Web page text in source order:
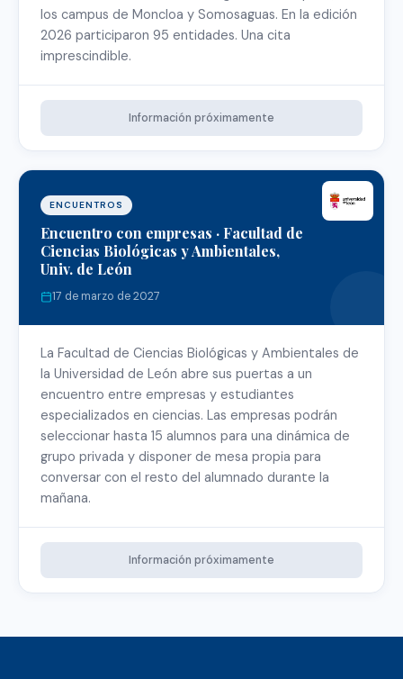
los campus de Moncloa y Somosaguas. En la edición
2026 participaron 95 entidades. Una cita
imprescindible.
Información próximamente
ENCUENTROS
Encuentro con empresas · Facultad de
Ciencias Biológicas y Ambientales,
Univ. de León
17 de marzo de 2027
La Facultad de Ciencias Biológicas y Ambientales de
la Universidad de León abre sus puertas a un
encuentro entre empresas y estudiantes
especializados en ciencias. Las empresas podrán
seleccionar hasta 15 alumnos para una dinámica de
grupo privada y disponer de mesa propia para
conversar con el resto del alumnado durante la
mañana.
Información próximamente